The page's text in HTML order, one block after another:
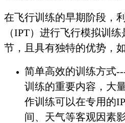
在飞行训练的早期阶段，
（IPT）进行飞行模拟训
节，且具有独特的优势，
简单高效的训练方式
训练的重要内容，大
作训练可以在专用的
间、天气等客观因素